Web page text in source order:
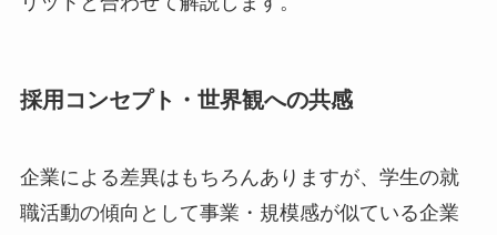
採用コンセプト・世界観への共感
企業による差異はもちろんありますが、学生の就
職活動の傾向として事業・規模感が似ている企業